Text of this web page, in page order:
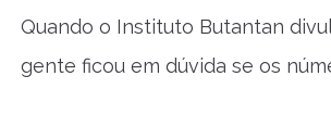
Quando o Instituto Butantan
gente ficou em dúvida se os